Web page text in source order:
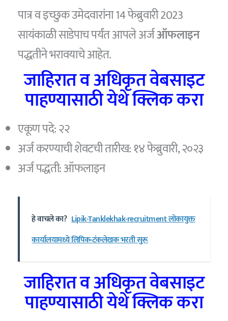
पात्र व इच्छुक उमेदवारांना 14 फेब्रुवारी 2023
सायंकाळी साडेपाच पर्यंत आपले अर्जऑफलाइन
पद्धतीने भरावयाचे आहेत.
जाहिरात व अधिकृत वेबसाइट
पाहण्यासाठी येथे क्लिक करा
एकूण पदे: २२
अर्ज करण्याची शेवटची तारीख: १४ फेब्रुवारी, २०२३
अर्ज पद्धती: ऑफलाइन
हे वाचले का? Lipik-Tanklekhak-recruitment लोकायुक्त
कार्यालयामध्ये लिपिक-टंकलेखक भरती सुरू
जाहिरात व अधिकृत वेबसाइट
पाहण्यासाठी येथे क्लिक करा